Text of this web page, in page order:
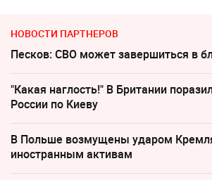
НОВОСТИ ПАРТНЕРОВ
Песков: СВО может завершиться в
"Какая наглость!" В Британии
России по Киеву
В Польше возмущены ударом
иностранным активам